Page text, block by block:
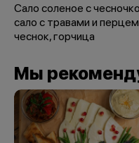
Сало соленое с
сало с травами и
чеснок, горчица
Мы